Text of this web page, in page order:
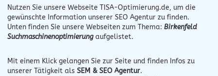
Nutzen Sie unsere Webseite TISA-Optimierung.de, um die
gewünschte Information unserer SEO Agentur zu finden.
Unten finden Sie unsere Webseiten zum Thema: Birkenfeld
Suchmaschinenoptimierungaufgelistet.
Mit einem Klick gelangen Sie zur Seite und finden Infos zu
unserer Tätigkeit als SEM & SEO Agentur.